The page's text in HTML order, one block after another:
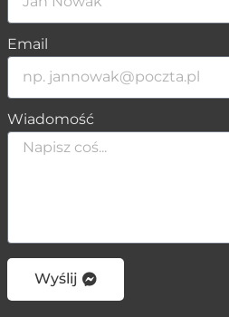
Email
Wiadomość
Wyślij